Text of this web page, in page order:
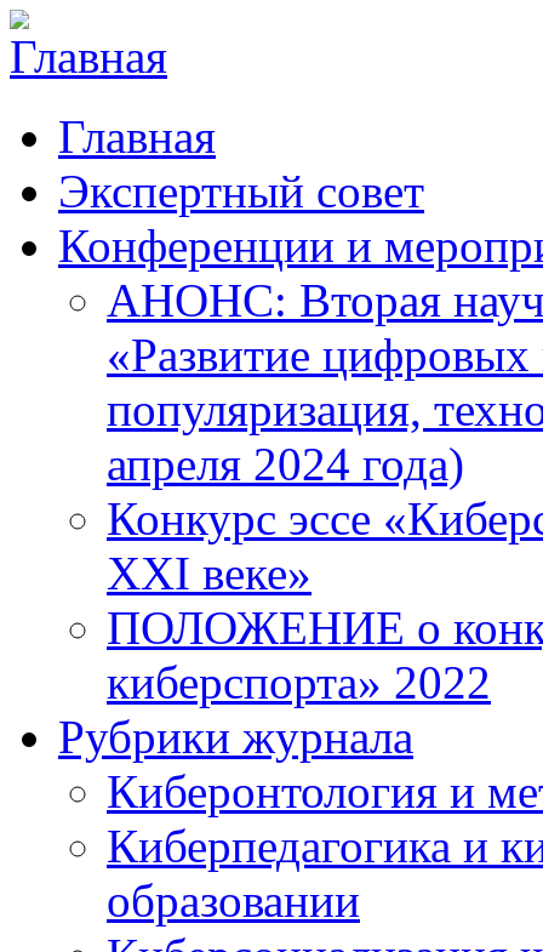
Главная
Экспертный совет
Конференции и
АНОНС: Вторая
«Развитие цифровых
популяризация,
апреля 2024 года)
Конкурс эссе
XXI веке»
ПОЛОЖЕНИЕ о
киберспорта» 2022
Рубрики журнала
Киберонтология и
Киберпедагогика и
образовании